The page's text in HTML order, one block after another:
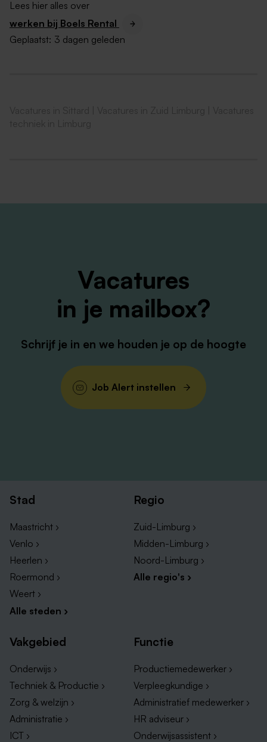
Heb je interesse? Ben je ervan overtuigd dat dit de
juiste baan voor jou is, upload dan je documenten.
Heb je nog vragen, neem dan contact op met onze
Lees hier alles over
werken bij Boels Rental
Geplaatst: 3 dagen geleden
Vacatures
in je mailbox?
Schrijf je in en we houden je op de hoogte
Job Alert instellen
Stad
Maastricht ›
Venlo ›
Heerlen ›
Roermond ›
Weert ›
Alle steden ›
Regio
Zuid-Limburg ›
Midden-Limburg ›
Noord-Limburg ›
Alle regio's ›
Vakgebied
Onderwijs ›
Techniek & Productie ›
Zorg & welzijn ›
Administratie ›
ICT ›
Functie
Productiemedewerker ›
Verpleegkundige ›
Administratief medewerker ›
HR adviseur ›
Onderwijsassistent ›